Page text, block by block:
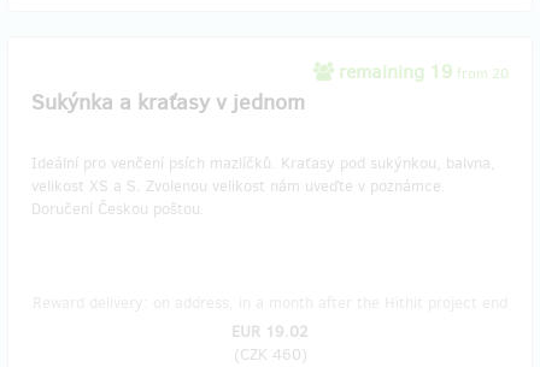
remaining 19 from 20
Sukýnka a kraťasy v jednom
Ideální pro venčení psích mazlíčků. Kraťasy pod sukýnkou, balvna,
velikost XS a S. Zvolenou velikost nám uveďte v poznámce.
Doručení Českou poštou.
EUR 19.02
(CZK 460)